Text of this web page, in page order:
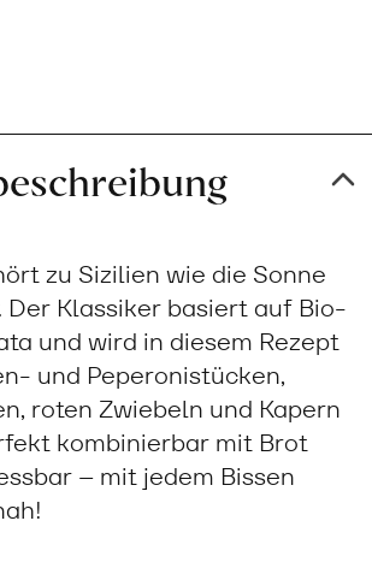
zu Sizilien wie die Sonne
Der Klassiker basiert auf Bio-
und wird in diesem Rezept
und Peperonistücken,
roten Zwiebeln und Kapern
kombinierbar mit Brot
– mit jedem Bissen